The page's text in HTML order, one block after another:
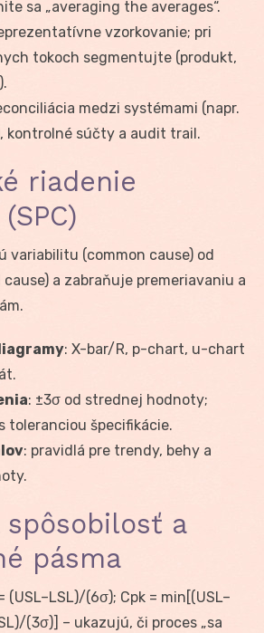
sa „averaging the averages“.
vzorkovanie; pri
tokoch segmentujte (produkt,
medzi systémami (napr.
kontrolné súčty a audit trail.
riadenie
variabilitu (common cause) od
a zabraňuje premeriavaniu a
: X-bar/R, p-chart, u-chart
: ±3σ od strednej hodnoty;
toleranciou špecifikácie.
: pravidlá pre trendy, behy a
spôsobilosť a
pásma
(USL–LSL)/(6σ); Cpk = min[(USL–
(3σ)] – ukazujú, či proces „sa